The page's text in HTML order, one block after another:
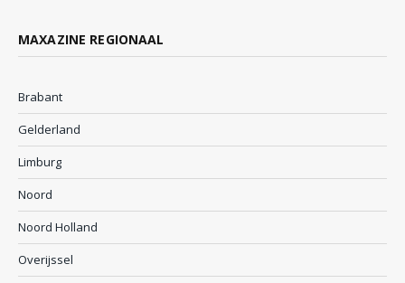
MAXAZINE REGIONAAL
Brabant
Gelderland
Limburg
Noord
Noord Holland
Overijssel